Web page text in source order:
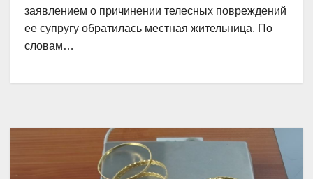
заявлением о причинении телесных повреждений
ее супругу обратилась местная жительница. По
словам…